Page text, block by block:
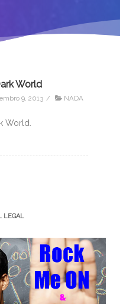
World
9, 2013 / NADA
World.
LEGAL